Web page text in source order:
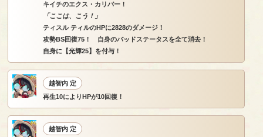
キイチのエクス・カリバー！
「ここは、こう！」
ティスル ティルのHPに2828のダメージ！
攻勢BS回復75！ 自身のバッドステータスを全て消去！
自身に【光輝25】を付与！
越智内 定
再生10によりHPが10回復！
越智内 定